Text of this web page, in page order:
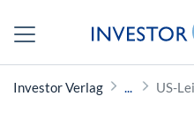
Investor Verlag US-